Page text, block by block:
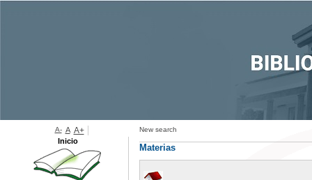
New search
Materias
A- A A+
Inicio